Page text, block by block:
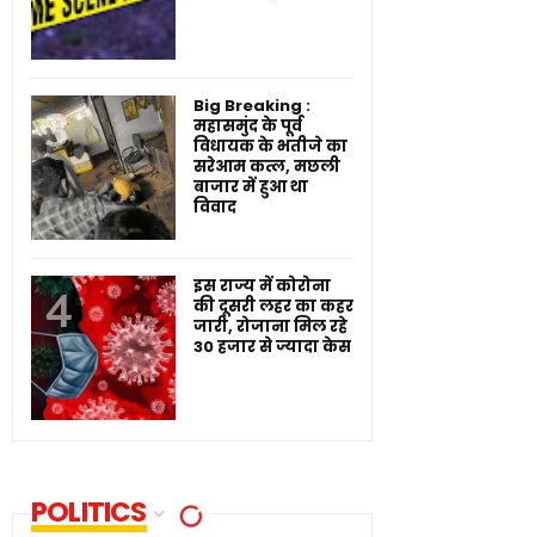
Big Breaking :
महासमुंद के पूर्व
विधायक के भतीजे का
सरेआम कत्ल, मछली
बाजार में हुआ था
विवाद
इस राज्य में कोरोना
की दूसरी लहर का कहर
जारी, रोजाना मिल रहे
30 हजार से ज्यादा केस
POLITICS